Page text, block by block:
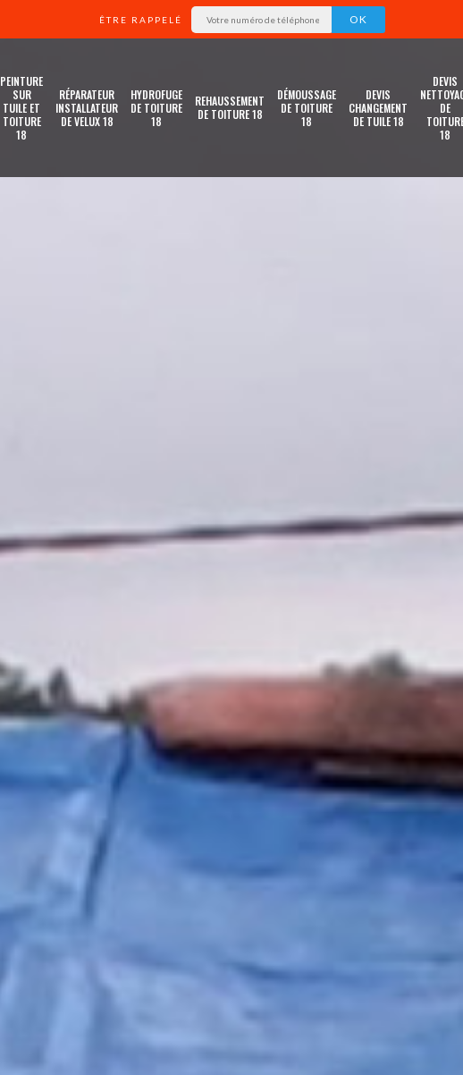
ÊTRE RAPPELÉ
PEINTURE
SUR
TUILE ET
TOITURE
18
RÉPARATEUR
INSTALLATEUR
DE VELUX 18
HYDROFUGE
DE TOITURE
18
REHAUSSEMENT
DE TOITURE 18
DÉMOUSSAGE
DE TOITURE
18
DEVIS
CHANGEMENT
DE TUILE 18
DEVIS
DE
18